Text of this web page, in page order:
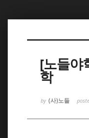
[노들야
학
by (사)노들
북5
북5